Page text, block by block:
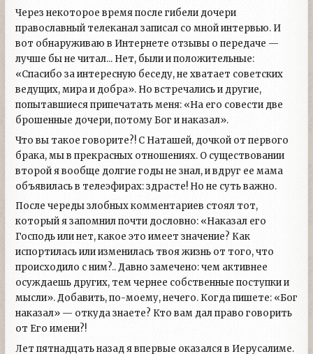
Через некоторое время после гибели дочери
православный телеканал записал со мной интервью. И
вот обнаруживаю в Интернете отзывы о передаче —
лучше бы не читал... Нет, были и положительные:
«Спасибо за интересную беседу, не хватает советских
ведущих, мира и добра». Но встречались и другие,
попытавшиеся припечатать меня: «На его совести две
брошенные дочери, потому Бог и наказал».
Что вы такое говорите?! С Наташей, дочкой от первого
брака, мы в прекрасных отношениях. О существовании
второй я вообще долгие годы не знал, и вдруг ее мама
объявилась в телеэфирах: здрасте! Но не суть важно.
После череды злобных комментариев стоял тот,
который я запомнил почти дословно: «Наказал его
Господь или нет, какое это имеет значение? Как
испортилась или изменилась твоя жизнь от того, что
происходило с ним?.. Давно замечено: чем активнее
осуждаешь других, тем чернее собственные поступки и
мысли». Добавить, по-моему, нечего. Когда пишете: «Бог
наказал» — откуда знаете? Кто вам дал право говорить
от Его имени?!
Лет пятнадцать назад я впервые оказался в Иерусалиме.